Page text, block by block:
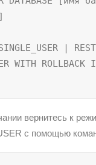
|
WITH ROLLBACK
вернитесь к
с помощью